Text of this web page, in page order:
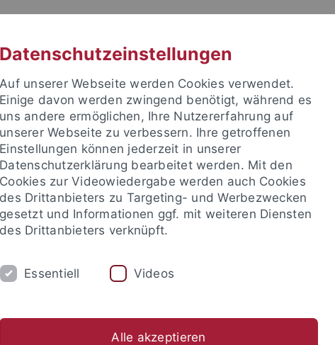
FORSCHUNG EINRICHTUNGEN
um sich anzumelden:
Datenschutzeinstellungen
Auf unserer Webseite werden Cookies verwendet.
Einige davon werden zwingend benötigt, während es
uns andere ermöglichen, Ihre Nutzererfahrung auf
unserer Webseite zu verbessern. Ihre getroffenen
Einstellungen können jederzeit in unserer
Datenschutzerklärung bearbeitet werden. Mit den
Cookies zur Videowiedergabe werden auch Cookies
des Drittanbieters zu Targeting- und Werbezwecken
gesetzt und Informationen ggf. mit weiteren Diensten
des Drittanbieters verknüpft.
Essentiell Videos
Alle akzeptieren